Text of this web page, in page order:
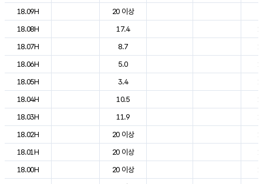
18.09H
20 이상
18.08H
17.4
18.07H
8.7
18.06H
5.0
18.05H
3.4
18.04H
10.5
18.03H
11.9
18.02H
20 이상
18.01H
20 이상
18.00H
20 이상